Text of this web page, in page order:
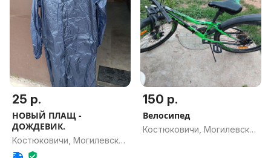
25 р.
НОВЫЙ ПЛАЩ -
ДОЖДЕВИК.
Костюковичи, Могилевская
обл.
150 р.
Велосипед
Костюковичи, Могилевская